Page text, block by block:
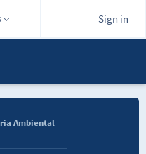
Sign in
Ambiental